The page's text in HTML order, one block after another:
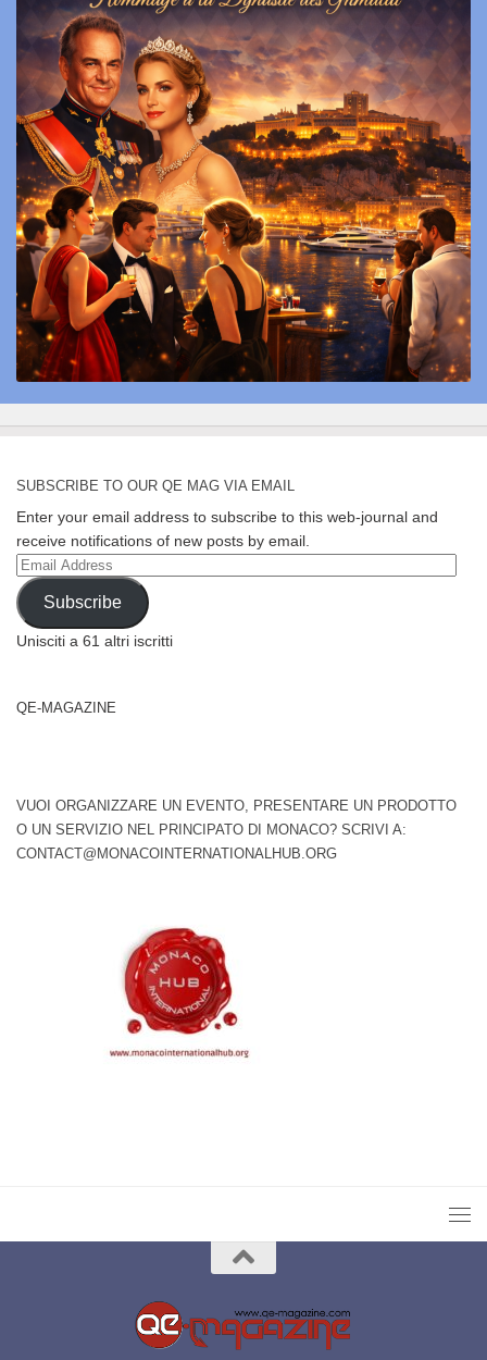
SUBSCRIBE TO OUR QE MAG VIA EMAIL
Enter your email address to subscribe to this web-journal and
receive notifications of new posts by email.
Email
Address
Subscribe
Unisciti a 61 altri iscritti
QE-MAGAZINE
VUOI ORGANIZZARE UN EVENTO, PRESENTARE UN PRODOTTO
O UN SERVIZIO NEL PRINCIPATO DI MONACO? SCRIVI A:
CONTACT@MONACOINTERNATIONALHUB.ORG